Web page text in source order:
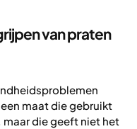
van praten
maat die gebruikt
die geeft niet het